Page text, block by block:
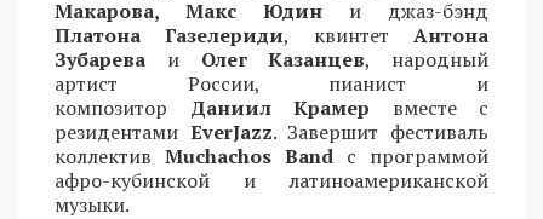
Макарова, Макс Юдин и джаз-бэнд
Платона Газелериди, квинтетАнтона
Зубарева и Олег Казанцев, народный
артист России, пианист и
композитор Даниил Крамер вместе с
резидентами EverJazz. Завершит фестиваль
коллектив Muchachos Band с программой
афро-кубинской и латиноамериканской
музыки.